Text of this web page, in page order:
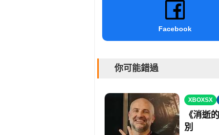
Facebook
你可能錯過
XBOXSX
《消逝
別